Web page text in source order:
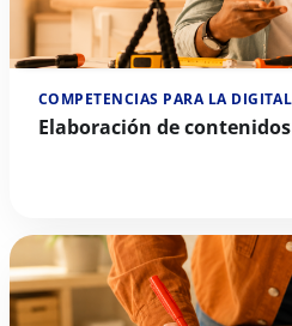
Elaboración de